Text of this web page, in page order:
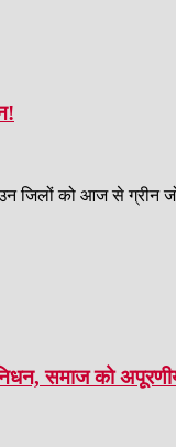
जिलों को आज से ग्रीन
समाज को